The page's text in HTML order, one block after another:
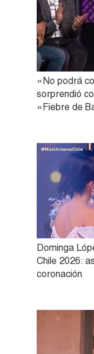
«No podrá
sorprendió
«Fiebre de
Dominga
Chile 2026:
coronación